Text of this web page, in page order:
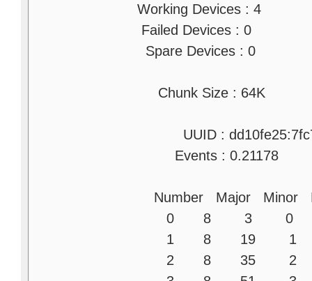
Working Devices : 4
Failed Devices : 0
Spare Devices : 0
Chunk Size : 64K
UUID :
Events : 0.21178
Number Major Minor
0 8 3 0 active
1 8 19 1 active
2 8 35 2 active